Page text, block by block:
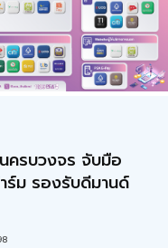
ครบวงจร จับมือ
ร์ม รองรับดีมานด์